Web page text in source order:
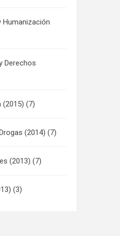
Humanización
Derechos
(2015) (7)
(2014) (7)
(2013) (7)
(3)